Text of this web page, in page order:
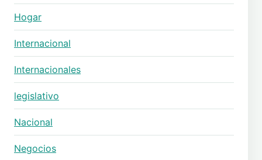
Hogar
Internacional
Internacionales
legislativo
Nacional
Negocios